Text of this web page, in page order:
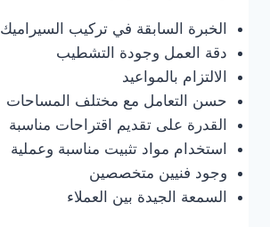
الخبرة السابقة في تركيب السيراميك
دقة العمل وجودة التشطيب
الالتزام بالمواعيد
حسن التعامل مع مختلف المساحات
القدرة على تقديم اقتراحات مناسبة
استخدام مواد تثبيت مناسبة وعملية
وجود فنيين متخصصين
السمعة الجيدة بين العملاء